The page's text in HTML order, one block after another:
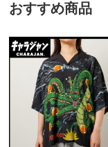
おすすめ商品